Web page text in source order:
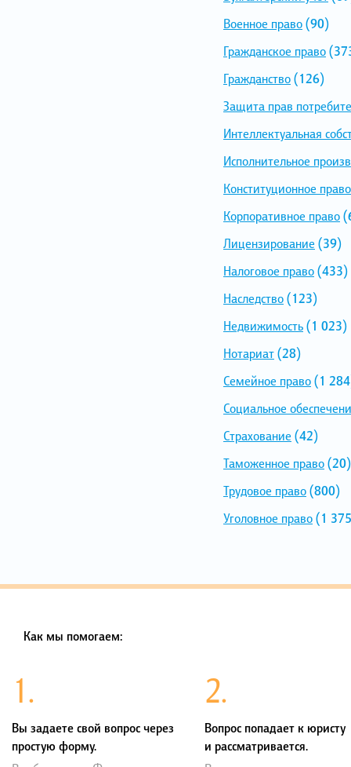
Военное право(90)
Гражданское право
Гражданство(126)
Защита прав
Интеллектуальная
Исполнительное
Конституционное право
Корпоративное право
Лицензирование (39)
Налоговое право(433)
Наследство(123)
Недвижимость(1 023)
Нотариат(28)
Семейное право(1
Социальное
Страхование (42)
Таможенное право(20)
Трудовое право(800)
Уголовное право(1
Как мы помогаем:
1.
Вы задаете свой вопрос через
простую форму.
2.
Вопрос попадает к юристу
и рассматривается.